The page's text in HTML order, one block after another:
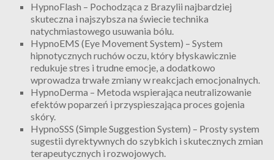
HypnoFlash – Pochodząca z Brazylii najbardziej
skuteczna i najszybsza na świecie technika
natychmiastowego usuwania bólu.
HypnoEMS (Eye Movement System) – System
hipnotycznych ruchów oczu, który błyskawicznie
redukuje stres i trudne emocje, a dodatkowo
wprowadza trwałe zmiany w reakcjach emocjonalnych.
HypnoDerma – Metoda wspierająca neutralizowanie
efektów poparzeń i przyspieszająca proces gojenia
skóry.
HypnoSSS (Simple Suggestion System) – Prosty system
sugestii dyrektywnych do szybkich i skutecznych zmian
terapeutycznych i rozwojowych.